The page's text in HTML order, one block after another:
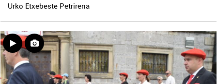
Urko Etxebeste Petrirena